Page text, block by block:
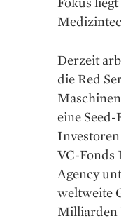
Derzeit
die Red
eine
VC-Fonds
Agency
weltweite
Milliarden